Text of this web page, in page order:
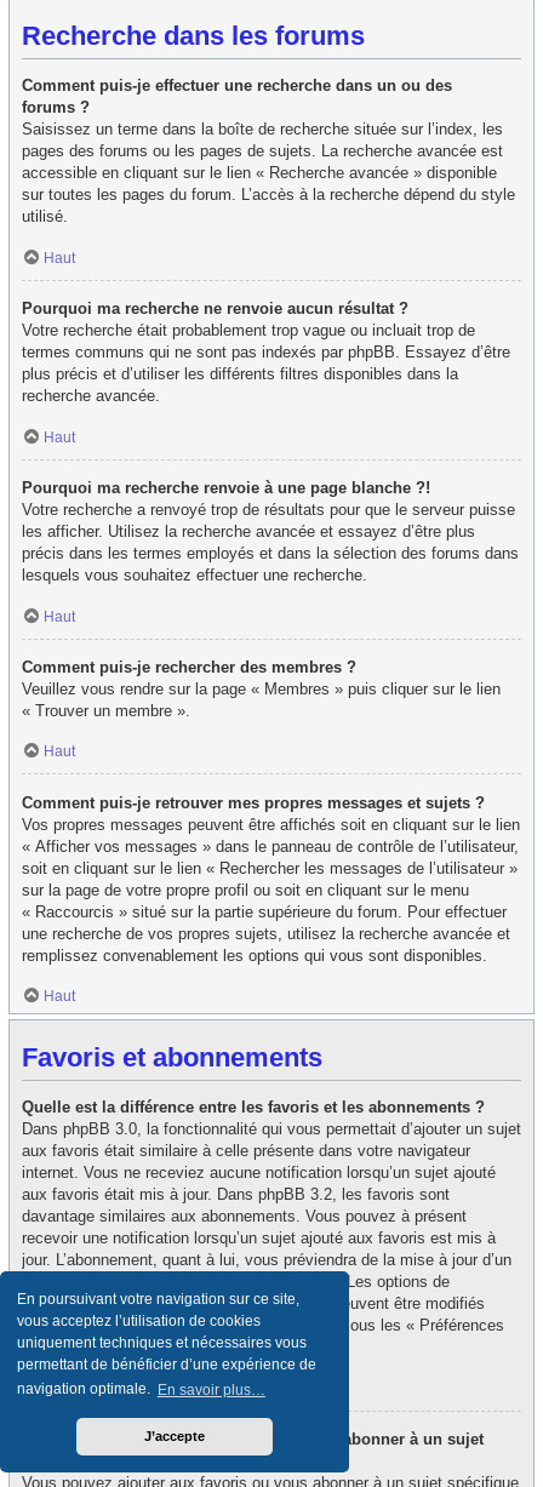
En poursuivant votre navigation sur ce site,
vous acceptez l’utilisation de cookies
uniquement techniques et nécessaires vous
permettant de bénéficier d’une expérience de
navigation optimale. En savoir plus…
J’accepte
Recherche dans les forums
Comment puis-je effectuer une recherche dans un ou des
forums ?
Saisissez un terme dans la boîte de recherche située sur l’index, les
pages des forums ou les pages de sujets. La recherche avancée est
accessible en cliquant sur le lien « Recherche avancée » disponible
sur toutes les pages du forum. L’accès à la recherche dépend du style
utilisé.
Haut
Pourquoi ma recherche ne renvoie aucun résultat ?
Votre recherche était probablement trop vague ou incluait trop de
termes communs qui ne sont pas indexés par phpBB. Essayez d’être
plus précis et d’utiliser les différents filtres disponibles dans la
recherche avancée.
Haut
Pourquoi ma recherche renvoie à une page blanche ?!
Votre recherche a renvoyé trop de résultats pour que le serveur puisse
les afficher. Utilisez la recherche avancée et essayez d’être plus
précis dans les termes employés et dans la sélection des forums dans
lesquels vous souhaitez effectuer une recherche.
Haut
Comment puis-je rechercher des membres ?
Veuillez vous rendre sur la page « Membres » puis cliquer sur le lien
« Trouver un membre ».
Haut
Comment puis-je retrouver mes propres messages et sujets ?
Vos propres messages peuvent être affichés soit en cliquant sur le lien
« Afficher vos messages » dans le panneau de contrôle de l’utilisateur,
soit en cliquant sur le lien « Rechercher les messages de l’utilisateur »
sur la page de votre propre profil ou soit en cliquant sur le menu
« Raccourcis » situé sur la partie supérieure du forum. Pour effectuer
une recherche de vos propres sujets, utilisez la recherche avancée et
remplissez convenablement les options qui vous sont disponibles.
Haut
Favoris et abonnements
Quelle est la différence entre les favoris et les abonnements ?
Dans phpBB 3.0, la fonctionnalité qui vous permettait d’ajouter un sujet
aux favoris était similaire à celle présente dans votre navigateur
internet. Vous ne receviez aucune notification lorsqu’un sujet ajouté
aux favoris était mis à jour. Dans phpBB 3.2, les favoris sont
davantage similaires aux abonnements. Vous pouvez à présent
recevoir une notification lorsqu’un sujet ajouté aux favoris est mis à
jour. L’abonnement, quant à lui, vous préviendra de la mise à jour d’un
forum ou d’un sujet auquel vous êtes abonné. Les options de
notification des favoris et des abonnements peuvent être modifiés
depuis le panneau de contrôle de l’utilisateur, sous les « Préférences
du forum ».
Haut
Comment puis-je ajouter aux favoris ou m’abonner à un sujet
spécifique ?
Vous pouvez ajouter aux favoris ou vous abonner à un sujet spécifique